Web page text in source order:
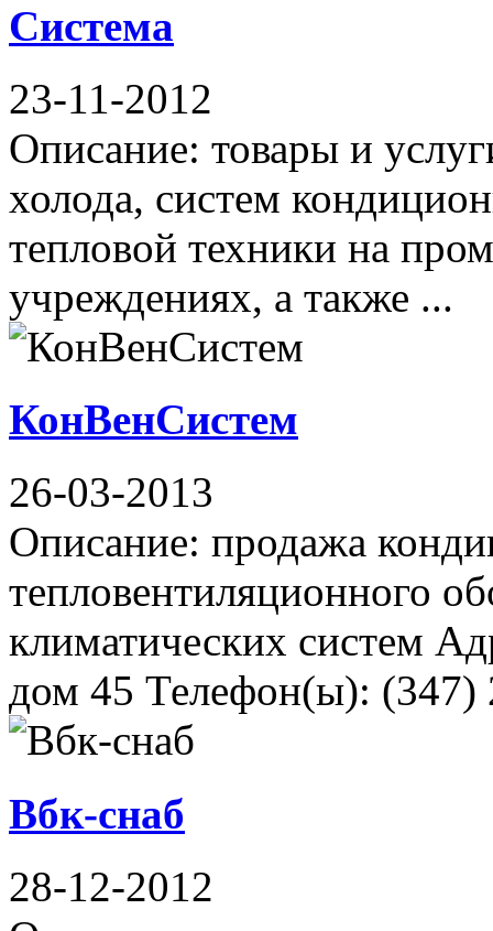
Cистема
23-11-2012
Описание: товары и
холода, систем
тепловой техники на
учреждениях, а также ...
КонВенСистем
26-03-2013
Описание: продажа
тепловентиляционного
климатических систем
дом 45 Телефон(ы): (347)
Вбк-снаб
28-12-2012